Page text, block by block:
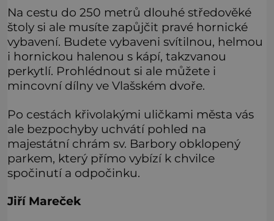
Na cestu do 250 metrů dlouhé středověké
štoly si ale musíte zapůjčit pravé hornické
vybavení. Budete vybaveni svítilnou, helmou
i hornickou halenou s kápí, takzvanou
perkytlí. Prohlédnout si ale můžete i
mincovní dílny ve Vlašském dvoře.
Po cestách křivolakými uličkami města vás
ale bezpochyby uchvátí pohled na
majestátní chrám sv. Barbory obklopený
parkem, který přímo vybízí k chvilce
spočinutí a odpočinku.
Jiří Mareček